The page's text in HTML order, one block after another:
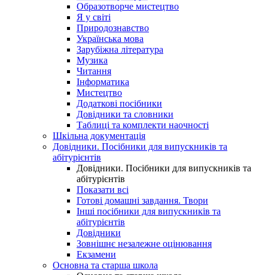
Образотворче мистецтво
Я у світі
Природознавство
Українська мова
Зарубіжна література
Музика
Читання
Інформатика
Мистецтво
Додаткові посібники
Довідники та словники
Таблиці та комплекти наочності
Шкільна документація
Довідники. Посібники для випускників та
абітурієнтів
Довідники. Посібники для випускників та
абітурієнтів
Показати всі
Готові домашні завдання. Твори
Інші посібники для випускників та
абітурієнтів
Довідники
Зовнішнє незалежне оцінювання
Екзамени
Основна та старша школа